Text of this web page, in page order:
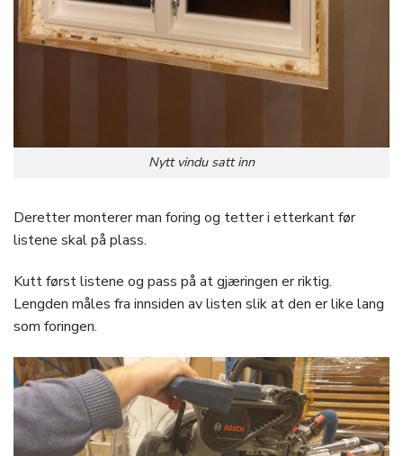
Nytt vindu satt inn
Deretter monterer man foring og tetter i etterkant før
listene skal på plass.
Kutt først listene og pass på at gjæringen er riktig.
Lengden måles fra innsiden av listen slik at den er like lang
som foringen.